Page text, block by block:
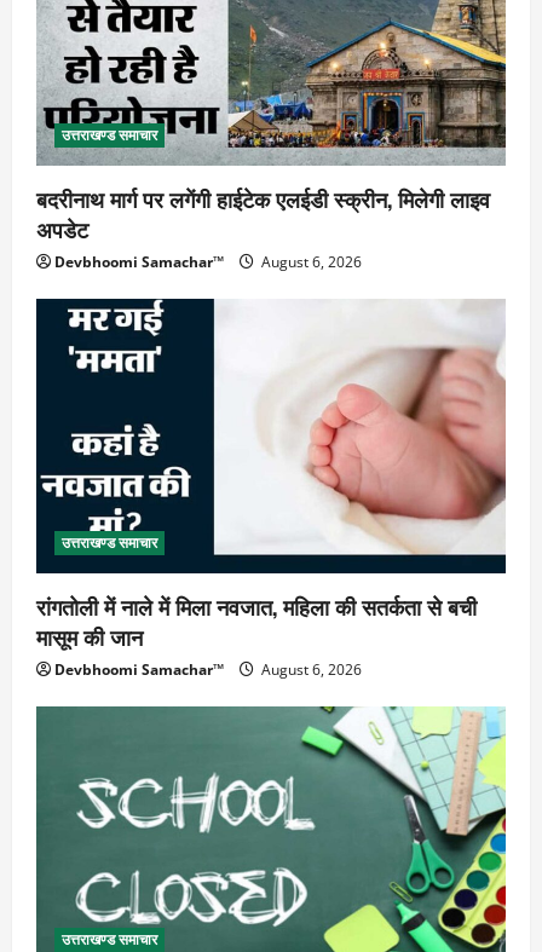
उत्तराखण्ड समाचार
बदरीनाथ मार्ग पर लगेंगी हाईटेक एलईडी स्क्रीन, मिलेगी लाइव
अपडेट
Devbhoomi Samachar™ August 6, 2026
उत्तराखण्ड समाचार
रांगतोली में नाले में मिला नवजात, महिला की सतर्कता से बची
मासूम की जान
Devbhoomi Samachar™ August 6, 2026
उत्तराखण्ड समाचार